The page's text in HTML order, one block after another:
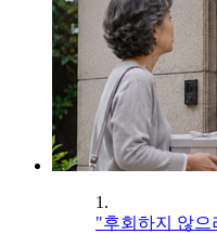
1.
"후회하지 않으